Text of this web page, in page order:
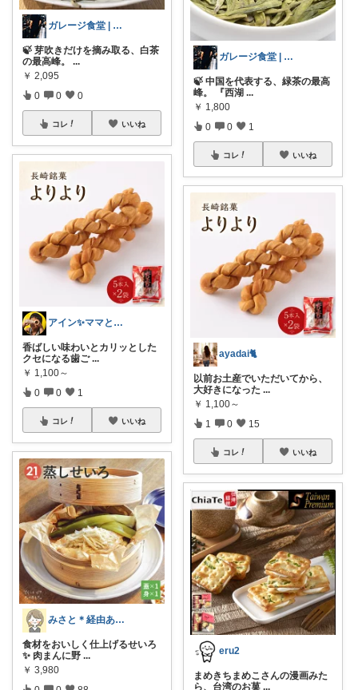
ガレージ食堂 | 開業準備中
🍃 芽吹きだけを摘み取る、白茶
の最高峰。 ...
￥ 2,095
0 0 0
コレ いいね
アイン✨ママと子供と食べ物と🍭
香ばしい味わいとカリッとした
クセになる歯ご ...
￥ 1,100～
0 0 1
コレ いいね
みさと＊経由ありがとうございます🧡
食材をおいしく仕上げるせいろ
✨ 肉まんに野 ...
￥ 3,980
ガレージ食堂 | 開業準備中
🍃 中国を代表する、緑茶の最高
峰。 『西湖 ...
￥ 1,800
0 0 1
コレ いいね
ayadai🐈
以前お土産でいただいてから、
大好きになった ...
￥ 1,100～
1 0 15
コレ いいね
eru2
まめきちまめこさんの漫画みた
ら、台湾のお菓 ...